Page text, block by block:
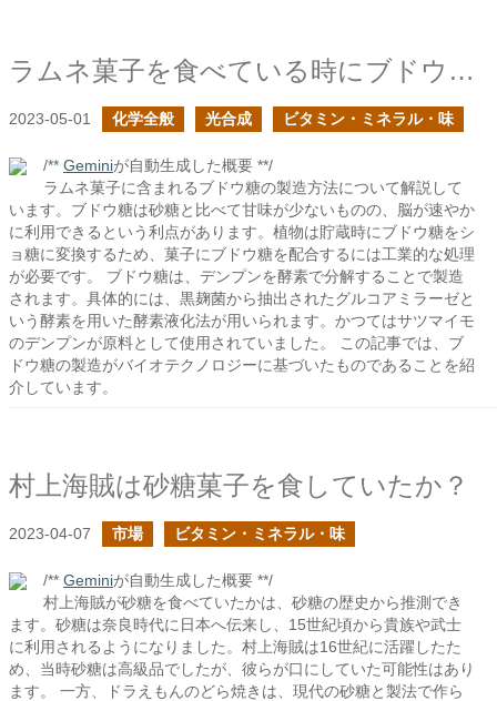
ラムネ菓子を食べている時にブドウ糖の製造方法が気になった
2023-05-01 化学全般 光合成 ビタミン・ミネラル・味
/** Geminiが自動生成した概要 **/
ラムネ菓子に含まれるブドウ糖の製造方法について解説して
います。ブドウ糖は砂糖と比べて甘味が少ないものの、脳が速やか
に利用できるという利点があります。植物は貯蔵時にブドウ糖をシ
ョ糖に変換するため、菓子にブドウ糖を配合するには工業的な処理
が必要です。 ブドウ糖は、デンプンを酵素で分解することで製造
されます。具体的には、黒麹菌から抽出されたグルコアミラーゼと
いう酵素を用いた酵素液化法が用いられます。かつてはサツマイモ
のデンプンが原料として使用されていました。 この記事では、ブ
ドウ糖の製造がバイオテクノロジーに基づいたものであることを紹
介しています。
村上海賊は砂糖菓子を食していたか？
2023-04-07 市場 ビタミン・ミネラル・味
/** Geminiが自動生成した概要 **/
村上海賊が砂糖を食べていたかは、砂糖の歴史から推測でき
ます。砂糖は奈良時代に日本へ伝来し、15世紀頃から貴族や武士
に利用されるようになりました。村上海賊は16世紀に活躍したた
め、当時砂糖は高級品でしたが、彼らが口にしていた可能性はあり
ます。 一方、ドラえもんのどら焼きは、現代の砂糖と製法で作ら